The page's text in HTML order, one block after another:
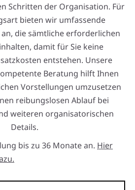
Schritten der Organisation. Für
bieten wir umfassende
die sämtliche erforderlichen
damit für Sie keine
entstehen. Unsere
Beratung hilft Ihnen
Vorstellungen umzusetzen
reibungslosen Ablauf bei
weiteren organisatorischen
Details.
bis zu 36 Monate an. Hier